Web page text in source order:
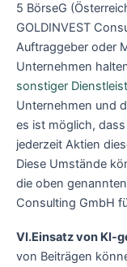
5 BörseG
GOLDINVEST
Auftraggeber oder
Unternehmen
sonstiger
Unternehmen und
es ist möglich,
jederzeit Aktien
Diese Umstände
die oben
Consulting GmbH
VI.Einsatz von KI-
von Beiträgen